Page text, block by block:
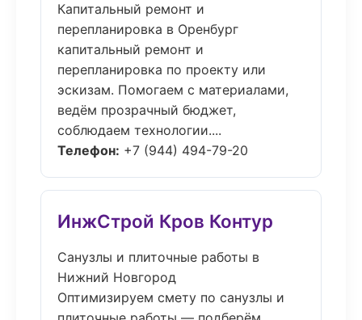
Капитальный ремонт и
перепланировка в Оренбург
капитальный ремонт и
перепланировка по проекту или
эскизам. Помогаем с материалами,
ведём прозрачный бюджет,
соблюдаем технологии....
Телефон: +7 (944) 494-79-20
ИнжСтрой Кров Контур
Санузлы и плиточные работы в
Нижний Новгород
Оптимизируем смету по санузлы и